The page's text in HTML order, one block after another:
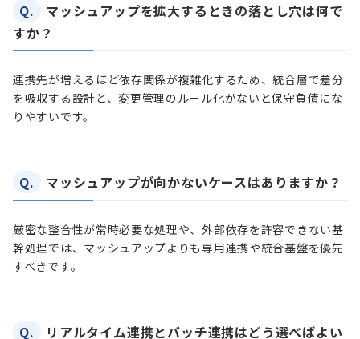
Q.
マッシュアップを拡大するときの落とし穴は何で
すか？
連携先が増えるほど依存関係が複雑化するため、統合層で差分
を吸収する設計と、変更管理のルール化がないと保守負債にな
りやすいです。
Q. マッシュアップが向かないケースはありますか？
厳密な整合性が常時必要な処理や、外部依存を許容できない基
幹処理では、マッシュアップよりも専用連携や統合基盤を優先
すべきです。
Q. リアルタイム連携とバッチ連携はどう選べばよい